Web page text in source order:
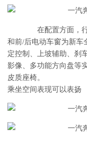
在配置方面，行
和前/后电动车窗为新车
定控制、上坡辅助、刹
影像、多功能方向盘等
皮质座椅。
乘坐空间表现可以表扬